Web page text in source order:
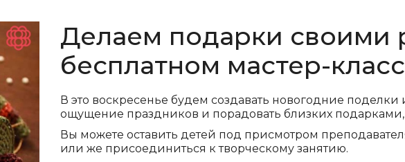
Делаем подарки своими
бесплатном мастер-
В это воскресенье будем создавать новогодние
ощущение праздников и порадовать близких
Вы можете оставить детей под присмотром
или же присоединиться к творческому занятию.